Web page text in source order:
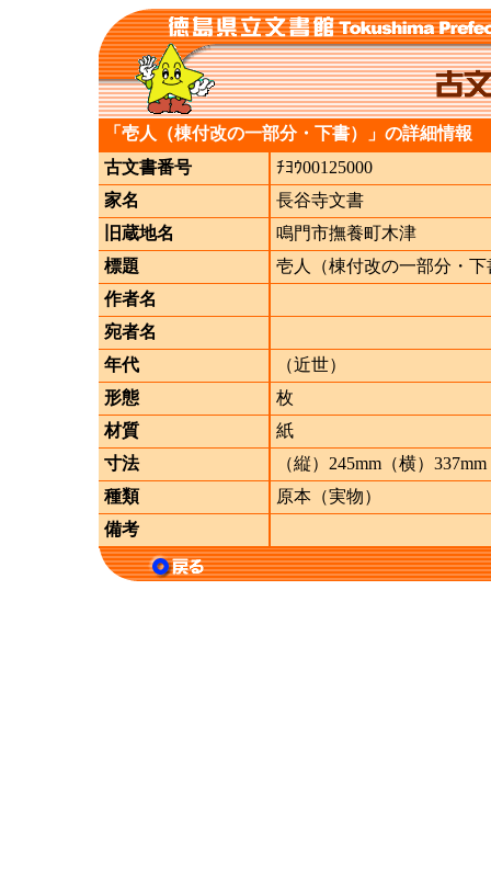
「壱人（棟付改の一部分・下書）」の詳細情報
古文書番号
ﾁﾖｳ00125000
家名
長谷寺文書
旧蔵地名
鳴門市撫養町木津
標題
壱人（棟付改の一部分・下
作者名
宛者名
年代
（近世）
形態
枚
材質
紙
寸法
（縦）245mm（横）337mm
種類
原本（実物）
備考